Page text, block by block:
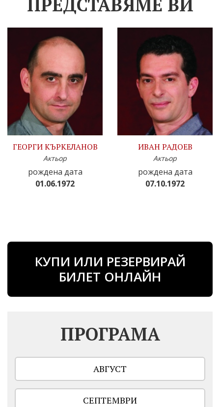
ПРЕДСТАВЯМЕ ВИ
ГЕОРГИ КЪРКЕЛАНОВ
Актьор
рождена дата
01.06.1972
ИВАН РАДОЕВ
Актьор
рождена дата
07.10.1972
КУПИ ИЛИ РЕЗЕРВИРАЙ
БИЛЕТ ОНЛАЙН
ПРОГРАМА
АВГУСТ
СЕПТЕМВРИ